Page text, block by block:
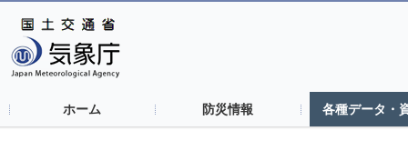
ホーム 防災情報 各種データ・